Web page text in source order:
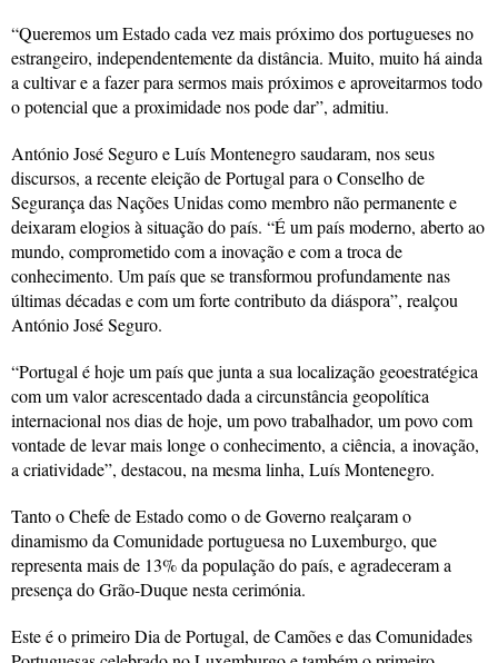
“Queremos um Estado cada vez mais próximo dos portugueses no
estrangeiro, independentemente da distância. Muito, muito há ainda
a cultivar e a fazer para sermos mais próximos e aproveitarmos todo
o potencial que a proximidade nos pode dar”, admitiu.
António José Seguro e Luís Montenegro saudaram, nos seus
discursos, a recente eleição de Portugal para o Conselho de
Segurança das Nações Unidas como membro não permanente e
deixaram elogios à situação do país. “É um país moderno, aberto ao
mundo, comprometido com a inovação e com a troca de
conhecimento. Um país que se transformou profundamente nas
últimas décadas e com um forte contributo da diáspora”, realçou
António José Seguro.
“Portugal é hoje um país que junta a sua localização geoestratégica
com um valor acrescentado dada a circunstância geopolítica
internacional nos dias de hoje, um povo trabalhador, um povo com
vontade de levar mais longe o conhecimento, a ciência, a inovação,
a criatividade”, destacou, na mesma linha, Luís Montenegro.
Tanto o Chefe de Estado como o de Governo realçaram o
dinamismo da Comunidade portuguesa no Luxemburgo, que
representa mais de 13% da população do país, e agradeceram a
presença do Grão-Duque nesta cerimónia.
Este é o primeiro Dia de Portugal, de Camões e das Comunidades